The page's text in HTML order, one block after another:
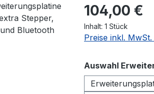
Regulärer Preis:
104,00 €
Inhalt: 1 Stück
Preise inkl.
Auswahl